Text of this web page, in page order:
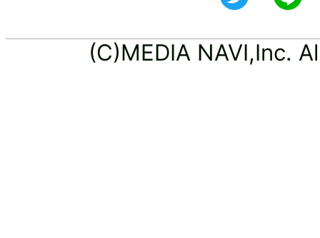
(C)MEDIA NAVI,Inc.